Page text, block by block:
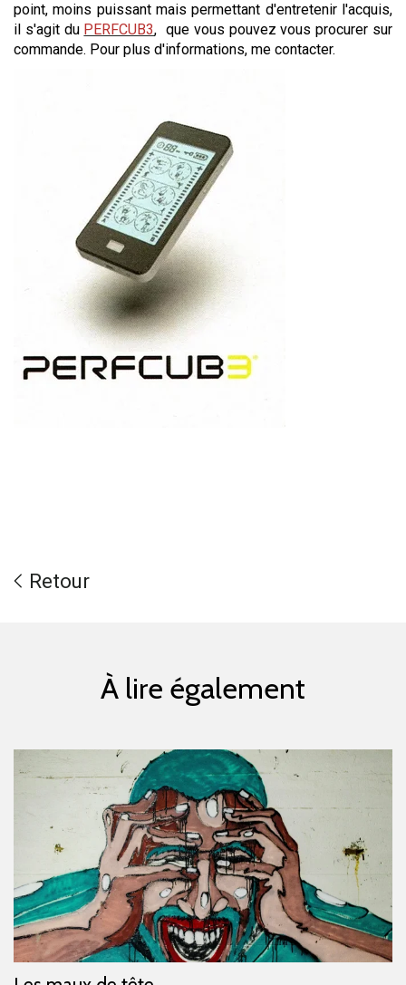
point, moins puissant mais permettant d'entretenir l'acquis,
il s'agit du PERFCUB3, que vous pouvez vous procurer sur
commande. Pour plus d'informations, me contacter.
Retour
À lire également